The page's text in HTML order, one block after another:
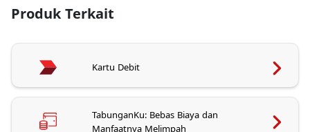
Produk Terkait
Kartu Debit
TabunganKu: Bebas Biaya dan
Manfaatnya Melimpah